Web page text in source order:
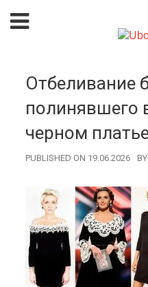
Отбеливание
полинявшего
черном
PUBLISHED ON 19.06.2026 BY